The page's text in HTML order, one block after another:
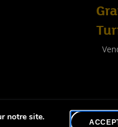
notre site.